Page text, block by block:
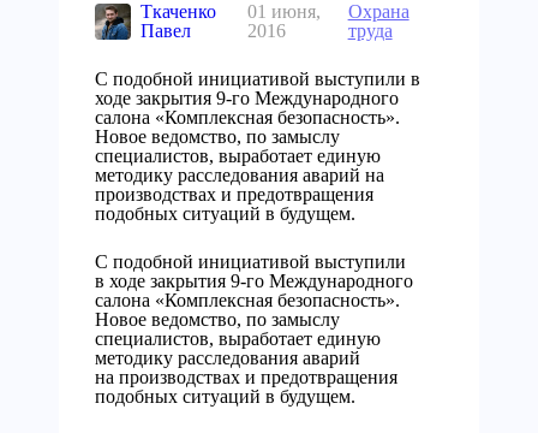
Ткаченко
Павел
01 июня,
2016
Охрана
труда
С подобной инициативой выступили в
ходе закрытия 9-го Международного
салона «Комплексная безопасность».
Новое ведомство, по замыслу
специалистов, выработает единую
методику расследования аварий на
производствах и предотвращения
подобных ситуаций в будущем.
С подобной инициативой выступили
в ходе закрытия 9-го Международного
салона «Комплексная безопасность».
Новое ведомство, по замыслу
специалистов, выработает единую
методику расследования аварий
на производствах и предотвращения
подобных ситуаций в будущем.